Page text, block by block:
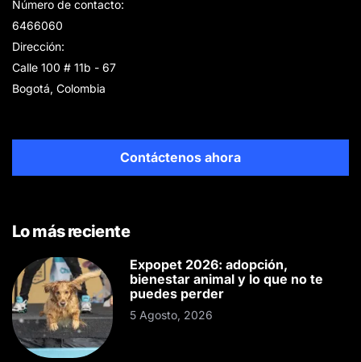
Número de contacto:
6466060
Dirección:
Calle 100 # 11b - 67
Bogotá, Colombia
Contáctenos ahora
Lo más reciente
Expopet 2026: adopción,
bienestar animal y lo que no te
puedes perder
5 Agosto, 2026